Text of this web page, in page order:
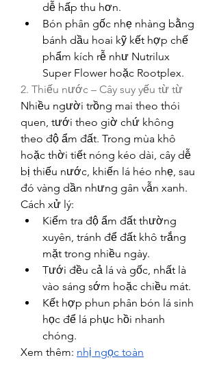
dễ hấp thu hơn.
Bón phân gốc nhẹ nhàng bằng
bánh dầu hoai kỹ kết hợp chế
phẩm kích rễ như Nutrilux
Super Flower hoặc Rootplex.
2. Thiếu nước – Cây suy yếu từ từ
Nhiều người trồng mai theo thói
quen, tưới theo giờ chứ không
theo độ ẩm đất. Trong mùa khô
hoặc thời tiết nóng kéo dài, cây dễ
bị thiếu nước, khiến lá héo nhẹ, sau
đó vàng dần nhưng gân vẫn xanh.
Cách xử lý:
Kiểm tra độ ẩm đất thường
xuyên, tránh để đất khô trắng
mặt trong nhiều ngày.
Tưới đều cả lá và gốc, nhất là
vào sáng sớm hoặc chiều mát.
Kết hợp phun phân bón lá sinh
học để lá phục hồi nhanh
chóng.
Xem thêm: nhị ngọc toàn